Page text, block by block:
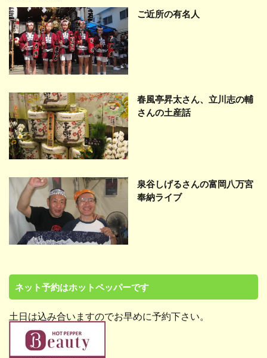
ご近所の有名人
春風亭昇太さん、立川志の輔
さんの土産話
泉谷しげるさんの富岡八万宮
奉納ライブ
ネット予約はホットペッパーです
土日は込み合いますのでお早めに予約下さい。